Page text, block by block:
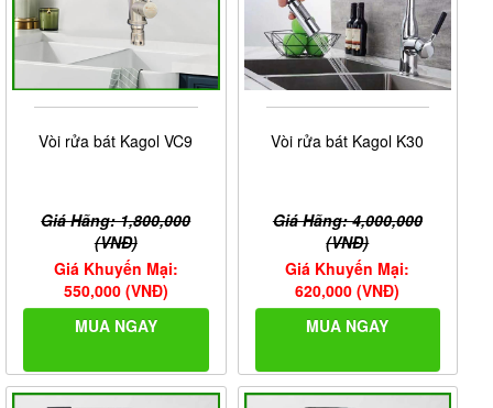
Vòi rửa bát Kagol VC9
Giá Hãng: 1,800,000
(VNĐ)
Giá Khuyến Mại:
550,000 (VNĐ)
MUA NGAY
Vòi rửa bát Kagol K30
Giá Hãng: 4,000,000
(VNĐ)
Giá Khuyến Mại:
620,000 (VNĐ)
MUA NGAY